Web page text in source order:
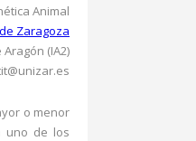
Animal
Zaragoza
(IA2)
o menor
uno de los